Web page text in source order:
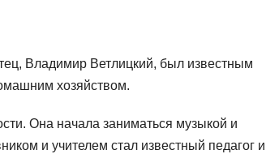
Владимир Ветлицкий, был известным
хозяйством.
Она начала заниматься музыкой и
и учителем стал известный педагог и